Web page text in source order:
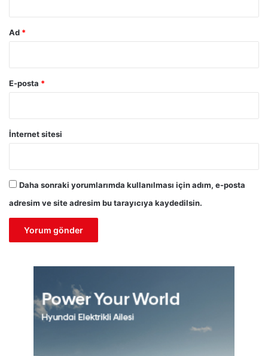
Ad *
E-posta *
İnternet sitesi
Daha sonraki yorumlarımda kullanılması için adım, e-posta
adresim ve site adresim bu tarayıcıya kaydedilsin.